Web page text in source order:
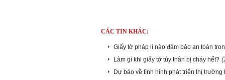
CÁC TIN KHÁC:
Giấy tờ pháp lí nào đảm bảo an toàn
Làm gì khi giấy tờ tùy thân bị cháy hết?
Dự báo về tình hình phát triển thị